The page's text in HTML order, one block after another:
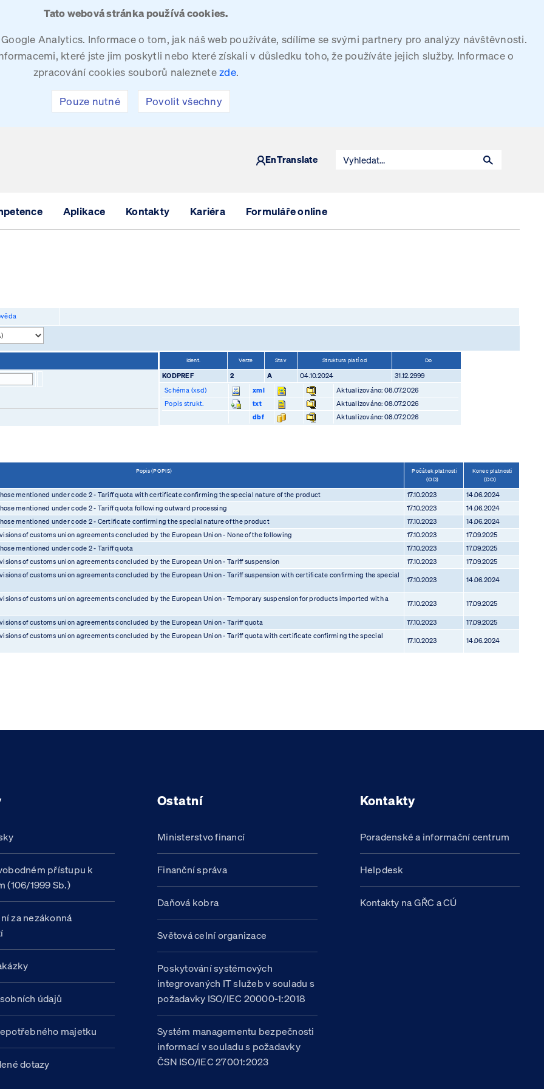
Tato webová stránka používá cookies.
Analytics. Informace o tom, jak náš web používáte, sdílíme se svými partnery pro analýzy návštěvnosti.
které jste jim poskytli nebo které získali v důsledku toho, že používáte jejich služby. Informace o
zpracování cookies souborů naleznetezde.
Pouze nutné Povolit všechny
EnTranslate
Aplikace Kontakty Kariéra Formuláře online
Ident. Verze Stav Struktura platí od Do
KODPREF 2 A 04.10.2024
31.12.2999
Schéma (xsd)
xml
Aktualizováno: 08.07.2026
Popis strukt.
txt
Aktualizováno: 08.07.2026
dbf
Aktualizováno: 08.07.2026
Popis (POPIS)
Počátek platnosti
(OD)
Konec platnosti
(DO)
mentioned under code 2 - Tariff quota with certificate confirming the special nature of the product 17.10.2023
14.06.2024
mentioned under code 2 - Tariff quota following outward processing
17.10.2023
14.06.2024
mentioned under code 2 - Certificate confirming the special nature of the product
17.10.2023
14.06.2024
of customs union agreements concluded by the European Union - None of the following
17.10.2023
17.09.2025
mentioned under code 2 - Tariff quota
17.10.2023
17.09.2025
of customs union agreements concluded by the European Union - Tariff suspension
17.10.2023
17.09.2025
of customs union agreements concluded by the European Union - Tariff suspension with certificate confirming the special
17.10.2023 14.06.2024
of customs union agreements concluded by the European Union - Temporary suspension for products imported with a
17.10.2023 17.09.2025
of customs union agreements concluded by the European Union - Tariff quota 17.10.2023
17.09.2025
of customs union agreements concluded by the European Union - Tariff quota with certificate confirming the special
17.10.2023 14.06.2024
přístupu k
(106/1999 Sb.)
za nezákonná
údajů
majetku
dotazy
Ostatní
Ministerstvo financí
Finanční správa
Daňová kobra
Světová celní organizace
Poskytování systémových
integrovaných IT služeb v souladu s
požadavky ISO/IEC 20000-1:2018
Systém managementu bezpečnosti
informací v souladu s požadavky
ČSN ISO/IEC 27001:2023
Kontakty
Poradenské a informační centrum
Helpdesk
Kontakty na GŘC a CÚ